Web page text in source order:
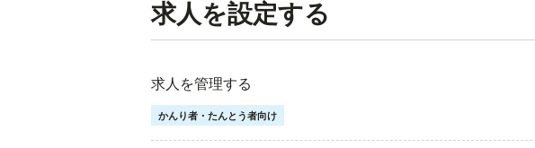
求人を設定する
求人を管理する
かんり者・たんとう者向け